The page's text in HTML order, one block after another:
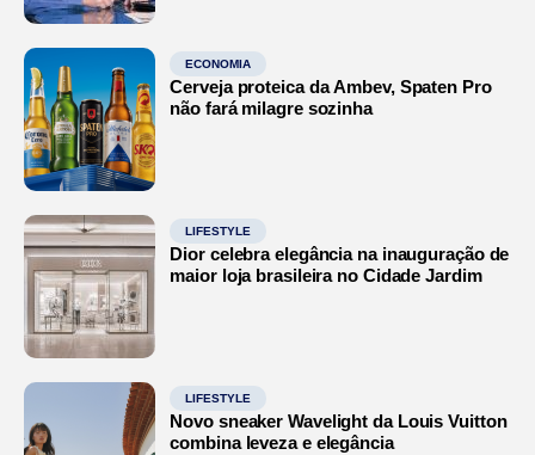
ECONOMIA
Cerveja proteica da Ambev, Spaten Pro
não fará milagre sozinha
LIFESTYLE
Dior celebra elegância na inauguração de
maior loja brasileira no Cidade Jardim
LIFESTYLE
Novo sneaker Wavelight da Louis Vuitton
combina leveza e elegância